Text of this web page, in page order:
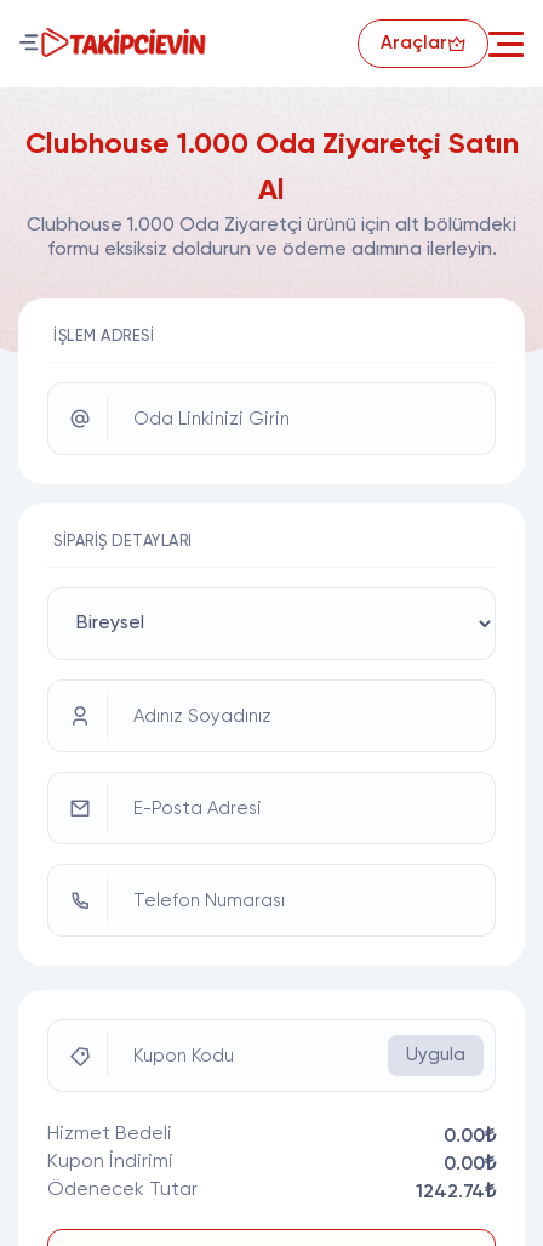
Araçlar
Clubhouse 1.000 Oda Ziyaretçi Satın
Al
Clubhouse 1.000 Oda Ziyaretçi ürünü için alt bölümdeki
formu eksiksiz doldurun ve ödeme adımına ilerleyin.
İŞLEM ADRESI
Oda Linkinizi Girin
SIPARIŞ DETAYLARI
Adınız Soyadınız
E-Posta Adresi
Telefon Numarası
Kupon Kodu Uygula
Hizmet Bedeli
0.00₺
Kupon İndirimi
0.00₺
Ödenecek Tutar
1242.74₺